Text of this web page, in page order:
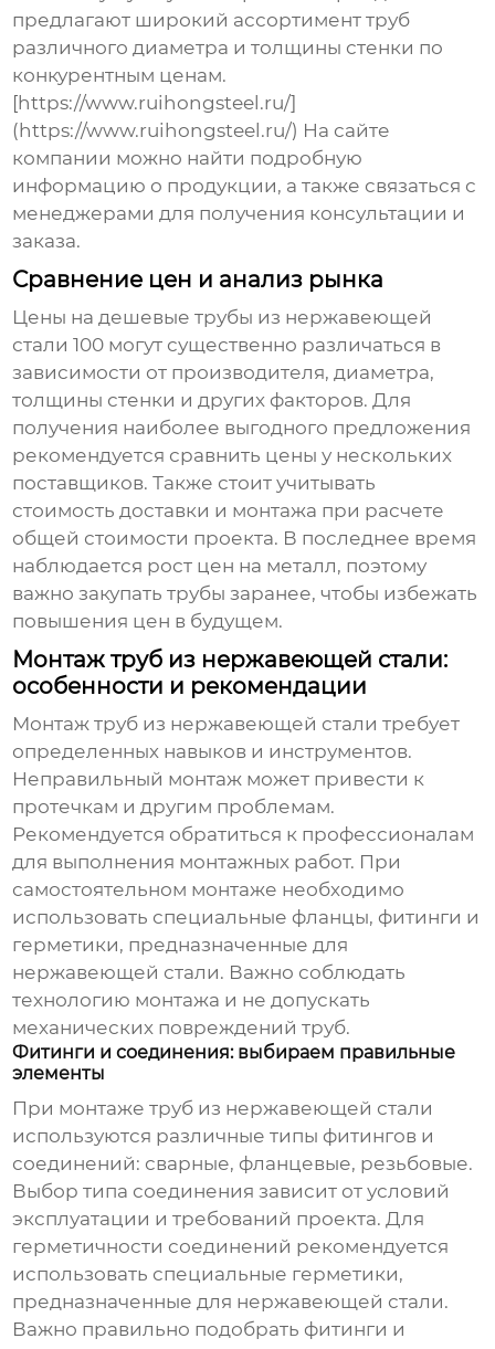
предлагают широкий ассортимент труб
различного диаметра и толщины стенки по
конкурентным ценам.
[https://www.ruihongsteel.ru/]
(https://www.ruihongsteel.ru/) На сайте
компании можно найти подробную
информацию о продукции, а также связаться с
менеджерами для получения консультации и
заказа.
Сравнение цен и анализ рынка
Цены надешевые трубы из нержавеющей
стали 100 могут существенно различаться в
зависимости от производителя, диаметра,
толщины стенки и других факторов. Для
получения наиболее выгодного предложения
рекомендуется сравнить цены у нескольких
поставщиков. Также стоит учитывать
стоимость доставки и монтажа при расчете
общей стоимости проекта. В последнее время
наблюдается рост цен на металл, поэтому
важно закупать трубы заранее, чтобы избежать
повышения цен в будущем.
Монтаж труб из нержавеющей стали:
особенности и рекомендации
Монтаж труб из нержавеющей стали требует
определенных навыков и инструментов.
Неправильный монтаж может привести к
протечкам и другим проблемам.
Рекомендуется обратиться к профессионалам
для выполнения монтажных работ. При
самостоятельном монтаже необходимо
использовать специальные фланцы, фитинги и
герметики, предназначенные для
нержавеющей стали. Важно соблюдать
технологию монтажа и не допускать
механических повреждений труб.
Фитинги и соединения: выбираем правильные
элементы
При монтаже труб из нержавеющей стали
используются различные типы фитингов и
соединений: сварные, фланцевые, резьбовые.
Выбор типа соединения зависит от условий
эксплуатации и требований проекта. Для
герметичности соединений рекомендуется
использовать специальные герметики,
предназначенные для нержавеющей стали.
Важно правильно подобрать фитинги и